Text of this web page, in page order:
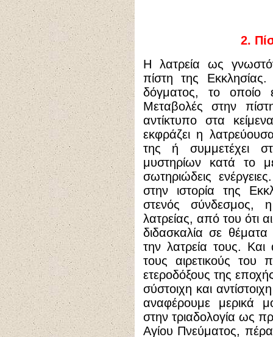
2.
Η λατρεία ως
πίστη της
δόγματος, το οποίο
Μεταβολές στην
αντίκτυπο στα
εκφράζει η
της ή συμμετέχει
μυστηρίων κατά το
σωτηριώδεις
στην ιστορία της
στενός σύνδεσμος,
λατρείας, από του ότι
διδασκαλία σε
την λατρεία τους. Και
τους αιρετικούς του
ετεροδόξους της
σύστοιχη και
αναφέρουμε μερικά
στην τριαδολογία ως
Αγίου Πνεύματος,